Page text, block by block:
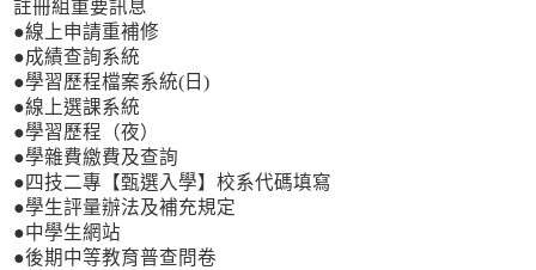
註冊組重要訊息
●線上申請重補修
●成績查詢系統
●學習歷程檔案系統(日)
●線上選課系統
●學習歷程（夜）
●學雜費繳費及查詢
●四技二專【甄選入學】校系代碼填寫
●學生評量辦法及補充規定
●中學生網站
●後期中等教育普查問卷